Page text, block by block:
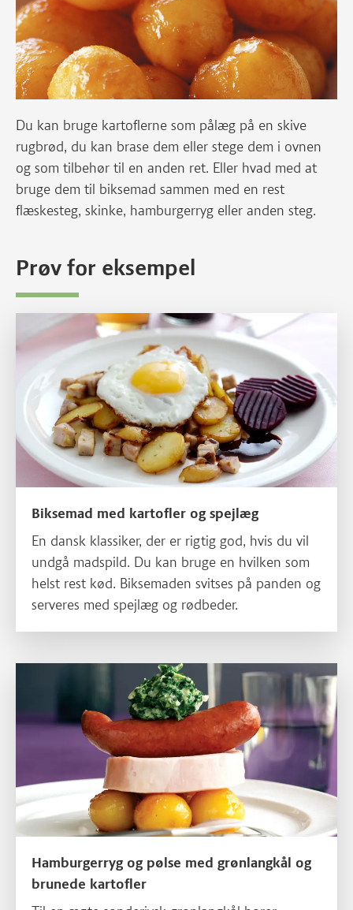
Du kan bruge kartoflerne som pålæg på en skive
rugbrød, du kan brase dem eller stege dem i ovnen
og som tilbehør til en anden ret. Eller hvad med at
bruge dem til biksemad sammen med en rest
flæskesteg, skinke, hamburgerryg eller anden steg.
Prøv for eksempel
Læs mere om Biksemad med kartofler og spejlæg
Biksemad med kartofler og spejlæg
En dansk klassiker, der er rigtig god, hvis du vil
undgå madspild. Du kan bruge en hvilken som
helst rest kød. Biksemaden svitses på panden og
serveres med spejlæg og rødbeder.
Læs mere om Hamburgerryg og pølse med grønlangkål og
Hamburgerryg og pølse med grønlangkål og
brunede kartofler